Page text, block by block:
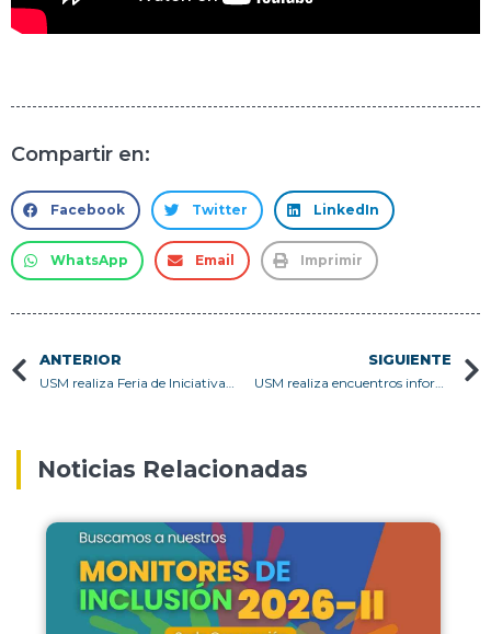
Compartir en:
Facebook Twitter LinkedIn
WhatsApp Email Imprimir
ANTERIOR
USM realiza Feria de Iniciativas Estudiantiles en Campus Casa Central Valparaíso y Campus San Joaquín
SIGUIENTE
USM realiza encuentros informativos para estudiantes de primer año 2026
Noticias Relacionadas